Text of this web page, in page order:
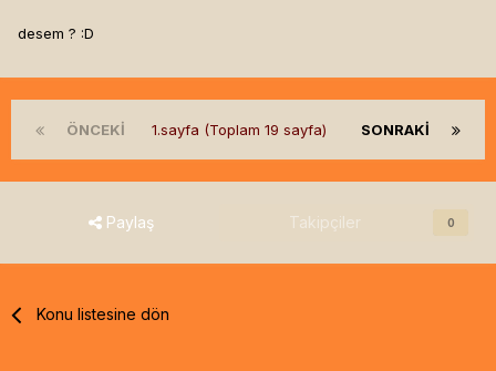
desem ? :D
ÖNCEKI SONRAKI
1.sayfa (Toplam 19 sayfa)
Paylaş Takipçiler 0
Konu listesine dön